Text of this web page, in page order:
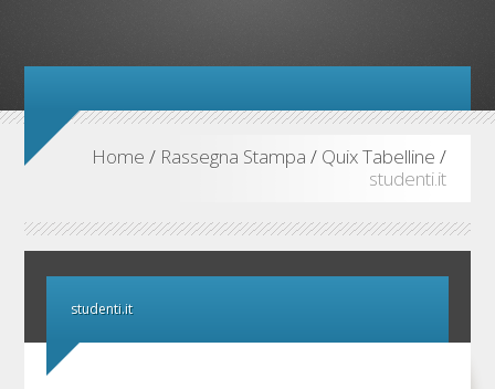
Home / Rassegna Stampa / Quix Tabelline /
studenti.it
studenti.it